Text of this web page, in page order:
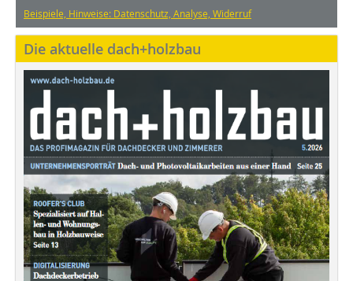
Beispiele, Hinweise: Datenschutz, Analyse, Widerruf
Die aktuelle dach+holzbau